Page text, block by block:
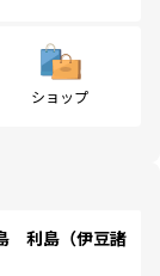
ショップ
利島（伊豆諸